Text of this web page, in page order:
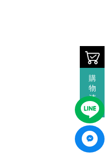
購
物
清
單